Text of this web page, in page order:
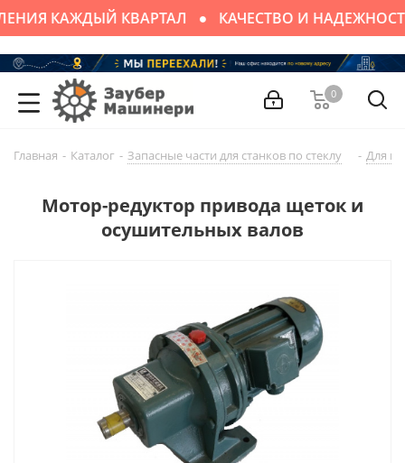
КАЖДЫЙ КВАРТАЛ КАЧЕСТВО И
0
Главная - Каталог - Запасные части для cтaнков по стеклу - Для
Мотор-редуктор привода щеток и
осушительных валов